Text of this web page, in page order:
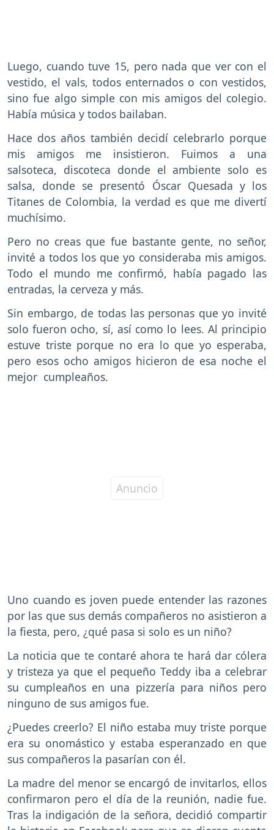
Luego, cuando tuve 15, pero nada que ver con el
vestido, el vals, todos enternados o con vestidos,
sino fue algo simple con mis amigos del colegio.
Había música y todos bailaban.
Hace dos años también decidí celebrarlo porque
mis amigos me insistieron. Fuimos a una
salsoteca, discoteca donde el ambiente solo es
salsa, donde se presentó Óscar Quesada y los
Titanes de Colombia, la verdad es que me divertí
muchísimo.
Pero no creas que fue bastante gente, no señor,
invité a todos los que yo consideraba mis amigos.
Todo el mundo me confirmó, había pagado las
entradas, la cerveza y más.
Sin embargo, de todas las personas que yo invité
solo fueron ocho, sí, así como lo lees. Al principio
estuve triste porque no era lo que yo esperaba,
pero esos ocho amigos hicieron de esa noche el
mejor cumpleaños.
Uno cuando es joven puede entender las razones
por las que sus demás compañeros no asistieron a
la fiesta, pero, ¿qué pasa si solo es un niño?
La noticia que te contaré ahora te hará dar cólera
y tristeza ya que el pequeño Teddy iba a celebrar
su cumpleaños en una pizzería para niños pero
ninguno de sus amigos fue.
¿Puedes creerlo? El niño estaba muy triste porque
era su onomástico y estaba esperanzado en que
sus compañeros la pasarían con él.
La madre del menor se encargó de invitarlos, ellos
confirmaron pero el día de la reunión, nadie fue.
Tras la indigación de la señora, decidió compartir